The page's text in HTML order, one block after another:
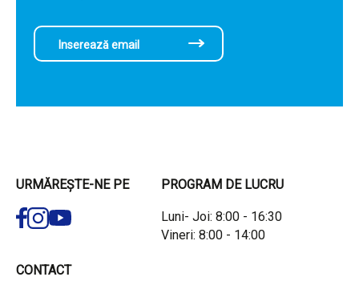
URMĂREȘTE-NE PE PROGRAM DE LUCRU
Luni- Joi: 8:00 - 16:30
Vineri: 8:00 - 14:00
CONTACT